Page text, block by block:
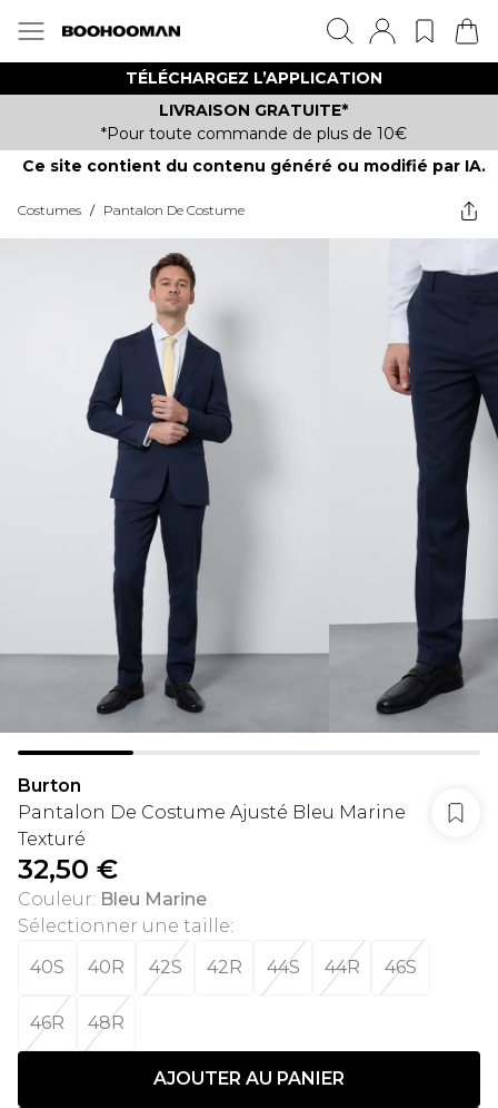
TÉLÉCHARGEZ L’APPLICATION
LIVRAISON GRATUITE*
*Pour toute commande de plus de 10€
Ce site contient du contenu généré ou modifié par IA.
Costumes / Pantalon De Costume
Burton
Pantalon De Costume Ajusté Bleu Marine
Texturé
32,50 €
Couleur: Bleu Marine
Sélectionner une taille:
40S
40R 42S 42R 44S 44R 46S
46R 48R
AJOUTER AU PANIER